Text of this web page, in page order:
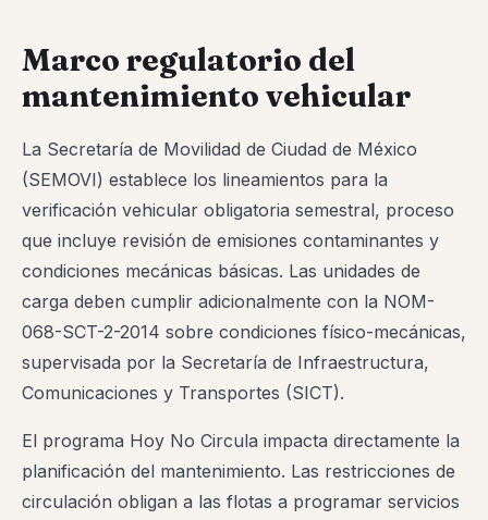
Marco regulatorio del
mantenimiento vehicular
La Secretaría de Movilidad de Ciudad de México
(SEMOVI) establece los lineamientos para la
verificación vehicular obligatoria semestral, proceso
que incluye revisión de emisiones contaminantes y
condiciones mecánicas básicas. Las unidades de
carga deben cumplir adicionalmente con la NOM-
068-SCT-2-2014 sobre condiciones físico-mecánicas,
supervisada por la Secretaría de Infraestructura,
Comunicaciones y Transportes (SICT).
El programa Hoy No Circula impacta directamente la
planificación del mantenimiento. Las restricciones de
circulación obligan a las flotas a programar servicios